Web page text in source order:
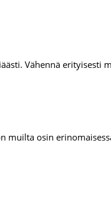
Vähennä erityisesti
muilta osin